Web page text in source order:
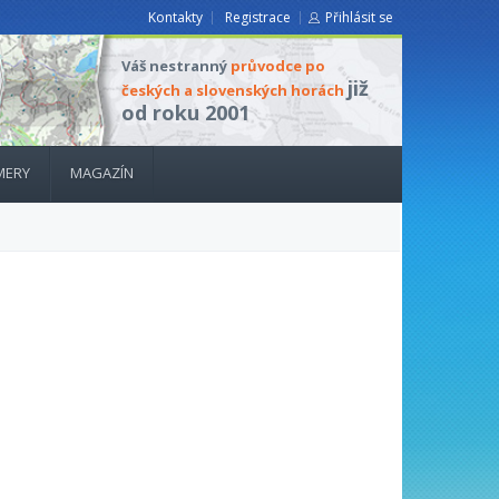
Kontakty Registrace Přihlásit se
Váš nestranný průvodce po
českých a slovenských horách již
od roku 2001
MAGAZÍN